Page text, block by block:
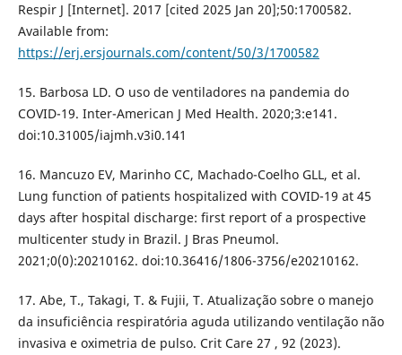
Respir J [Internet]. 2017 [cited 2025 Jan 20];50:1700582.
Available from:
https://erj.ersjournals.com/content/50/3/1700582
15. Barbosa LD. O uso de ventiladores na pandemia do
COVID-19. Inter-American J Med Health. 2020;3:e141.
doi:10.31005/iajmh.v3i0.141
16. Mancuzo EV, Marinho CC, Machado-Coelho GLL, et al.
Lung function of patients hospitalized with COVID-19 at 45
days after hospital discharge: first report of a prospective
multicenter study in Brazil. J Bras Pneumol.
2021;0(0):20210162. doi:10.36416/1806-3756/e20210162.
17. Abe, T., Takagi, T. & Fujii, T. Atualização sobre o manejo
da insuficiência respiratória aguda utilizando ventilação não
invasiva e oximetria de pulso. Crit Care 27 , 92 (2023).